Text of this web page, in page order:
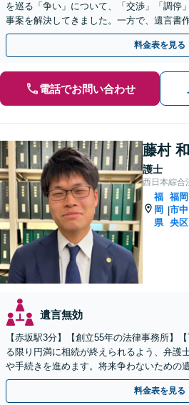
を巡る「争い」について、「交渉」「調停
事案を解決してきました。一方で、遺言書
め、遺産の換価・名義変更等々の業務も大
料金表を見る
電話でお問い合わせ
藤村
護士
西日本綜合
福
岡
県
|
福岡
市中
央区
遺言無効
【赤坂駅3分】【創立55年の法律事務所】
る限り円満に相続が終えられるよう、弁護
や手続きを進めます。将来争わないための
します。お困りの際は、お気軽にご相談く
料金表を見る